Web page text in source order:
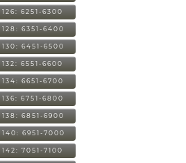
126: 6251-6300
128: 6351-6400
130: 6451-6500
132: 6551-6600
134: 6651-6700
136: 6751-6800
138: 6851-6900
140: 6951-7000
142: 7051-7100